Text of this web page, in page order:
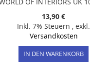
13,90 €
Inkl. 7% Steuern , exkl.
Versandkosten
IN DEN WARENKORB